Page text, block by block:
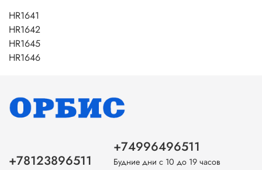
HR1641
HR1642
HR1645
HR1646
+78123896511
+74996496511
Будние дни с 10 до 19 часов